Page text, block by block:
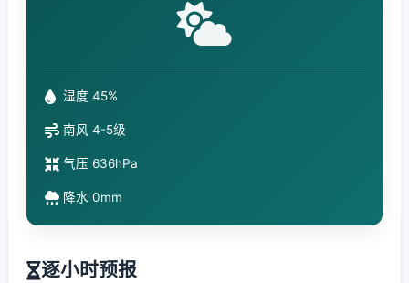
湿度 45%
南风 4-5级
气压 636hPa
降水 0mm
逐小时预报